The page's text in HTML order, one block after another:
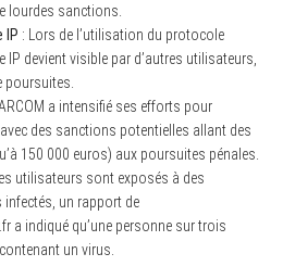
lourdes sanctions.
IP : Lors de l’utilisation du protocole
IP devient visible par d’autres utilisateurs,
poursuites.
a intensifié ses efforts pour
des sanctions potentielles allant des
150 000 euros) aux poursuites pénales.
utilisateurs sont exposés à des
infectés, un rapport de
a indiqué qu’une personne sur trois
un virus.